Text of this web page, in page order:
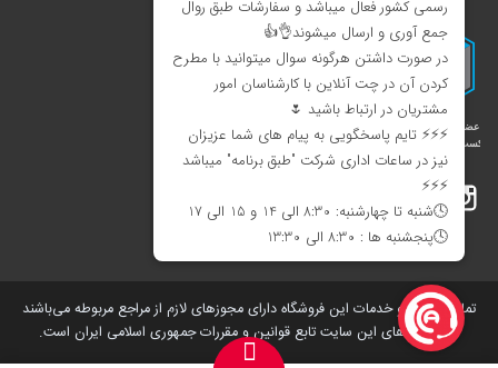
اینستاگرام
تمامی کالاها و خدمات این فروشگاه دارای مجوز‌های لازم از مراجع مربوطه می‌باشند
و فعالیت های این سایت تابع قوانین و مقررات جمهوری اسلامی ایران است.